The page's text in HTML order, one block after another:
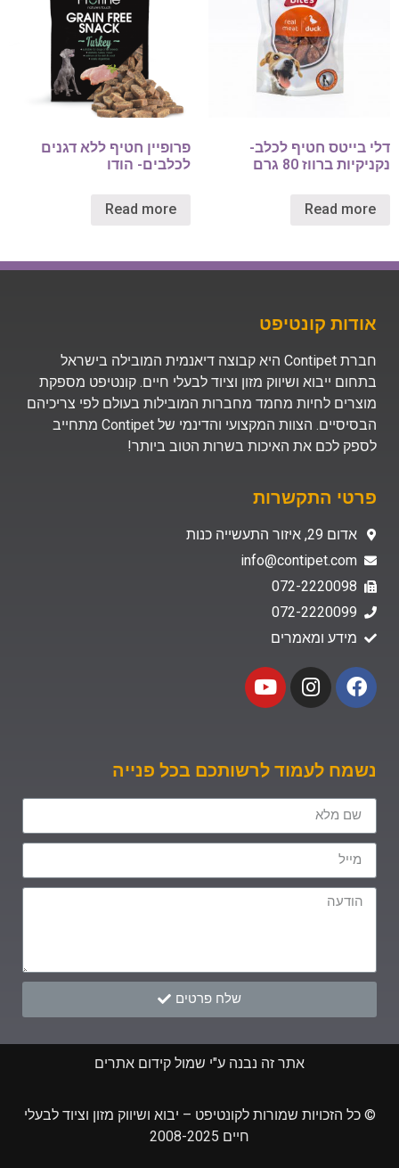
דלי בייטס חטיף לכלב-
נקניקיות ברווז 80 גרם
Read more
פרופיין חטיף ללא דגנים
לכלבים- הודו
Read more
אודות קונטיפט
חברת Contipet היא קבוצה דיאנמית המובילה בישראל
בתחום ייבוא ושיווק מזון וציוד לבעלי חיים. קונטיפט מספקת
מוצרים לחיות מחמד מחברות המובילות בעולם לפי צריכיהם
הבסיסיים. הצוות המקצועי והדינמי של Contipet מתחייב
לספק לכם את האיכות בשרות הטוב ביותר!
פרטי התקשרות
אדום 29, איזור התעשייה כנות
info@contipet.com
072-2220098
072-2220099
מידע ומאמרים
נשמח לעמוד לרשותכם בכל פנייה
שלח פרטים
אתר זה נבנה ע"י שמול קידום אתרים
© כל הזכויות שמורות לקונטיפט – יבוא ושיווק מזון וציוד לבעלי
חיים 2008-2025